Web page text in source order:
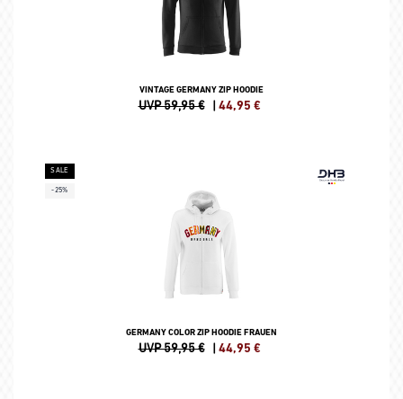
VINTAGE GERMANY ZIP HOODIE
UVP 59,95 € | 44,95 €
SALE
-25%
GERMANY COLOR ZIP HOODIE FRAUEN
UVP 59,95 € | 44,95 €